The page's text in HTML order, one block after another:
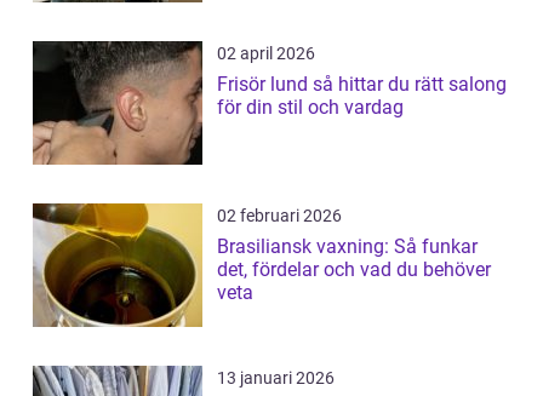
02 april 2026
Frisör lund så hittar du rätt salong
för din stil och vardag
02 februari 2026
Brasiliansk vaxning: Så funkar
det, fördelar och vad du behöver
veta
13 januari 2026